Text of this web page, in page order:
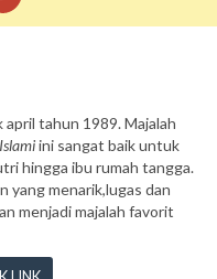
tahun 1989. Majalah
ini sangat baik untuk
hingga ibu rumah tangga.
yang menarik,lugas dan
menjadi majalah favorit